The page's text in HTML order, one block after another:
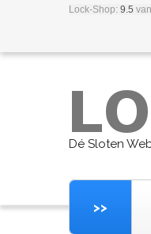
Lock-Shop: 9.5 van
Dé Sloten
>>